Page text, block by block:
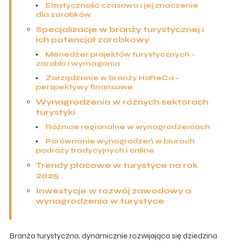
Elastyczność czasowa i jej znaczenie
dla zarobków
Specjalizacje w branży turystycznej i
ich potencjał zarobkowy
Menedżer projektów turystycznych –
zarobki i wymagania
Zarządzanie w branży HoReCa –
perspektywy finansowe
Wynagrodzenia w różnych sektorach
turystyki
Różnice regionalne w wynagrodzeniach
Porównanie wynagrodzeń w biurach
podróży tradycyjnych i online
Trendy płacowe w turystyce na rok
2025
Inwestycje w rozwój zawodowy a
wynagrodzenia w turystyce
Branża turystyczna, dynamicznie rozwijająca się dziedzina